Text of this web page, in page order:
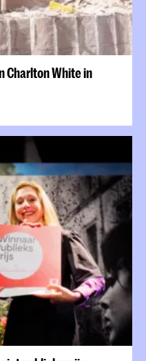
Charlton White in